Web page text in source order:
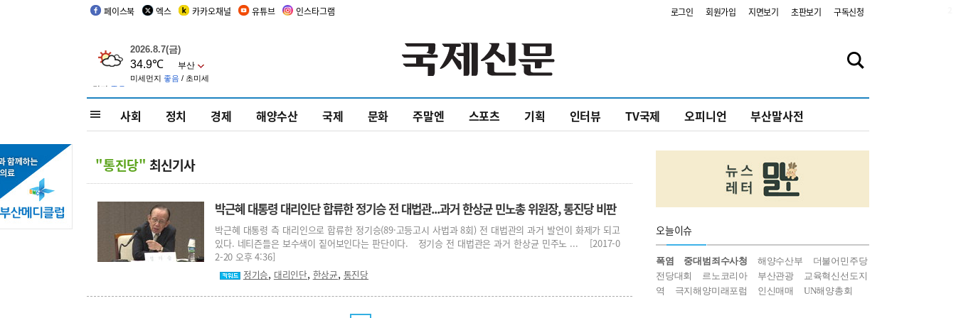
페이스북 엑스 카카오채널 유튜브 인스타그램 로그인 회원가입 지면보기 초판보기 구독신청
사회 정치 경제 해양수산 국제 문화 주말엔 스포츠 기획 인터뷰 TV국제 오피니언 부산말사전
"통진당" 최신기사
박근혜 대통령 대리인단 합류한 정기승 전 대법관...과거 한상균 민노총 위원장, 통진당 비판
박근혜 대통령 측 대리인으로 합류한 정기승(89·고등고시 사법과 8회) 전 대법관의 과거 발언이 화제가 되고
있다. 네티즌들은 보수색이 짙어보인다는 판단이다. 정기승 전 대법관은 과거 한상균 민주노 ... [2017-0
2-20 오후 4:36]
정기승, 대리인단, 한상균, 통진당
오늘이슈
폭염 중대범죄수사청 해양수산부
더불어민주당
전당대회
르노코리아 부산관광
교육혁신선도지
역
극지해양미래포럼 인신매매 UN해양총회